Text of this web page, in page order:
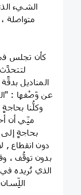
متواصلة
كأن تجلس
المناديل
عن وَصْفها :
وكلُّنا
منِّي أن
بحاجةٍ
دون انقطاع ,
بدون توقُّف ،
الذي تُريده